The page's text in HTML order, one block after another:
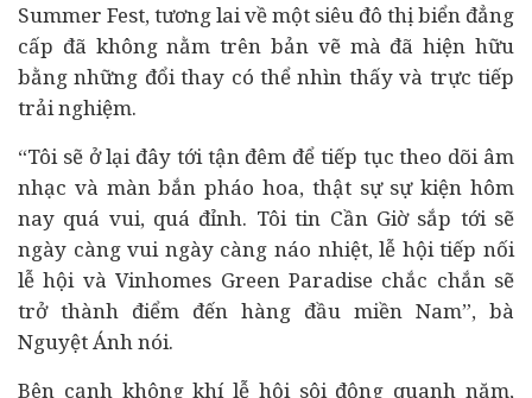
Summer Fest, tương lai về một siêu đô thị biển đẳng
cấp đã không nằm trên bản vẽ mà đã hiện hữu
bằng những đổi thay có thể nhìn thấy và trực tiếp
trải nghiệm.
“Tôi sẽ ở lại đây tới tận đêm để tiếp tục theo dõi âm
nhạc và màn bắn pháo hoa, thật sự sự kiện hôm
nay quá vui, quá đỉnh. Tôi tin Cần Giờ sắp tới sẽ
ngày càng vui ngày càng náo nhiệt, lễ hội tiếp nối
lễ hội và Vinhomes Green Paradise chắc chắn sẽ
trở thành điểm đến hàng đầu miền Nam”, bà
Nguyệt Ánh nói.
Bên cạnh không khí lễ hội sôi động quanh năm,